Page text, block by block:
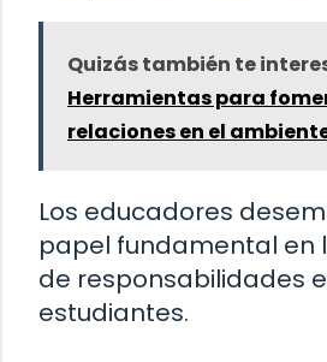
Quizás también te
Herramientas para
relaciones en el
Los educadores
papel fundamental en
de responsabilidades
estudiantes.